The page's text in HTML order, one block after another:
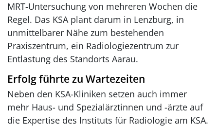
MRT-Untersuchung von mehreren Wochen die
Regel. Das KSA plant darum in Lenzburg, in
unmittelbarer Nähe zum bestehenden
Praxiszentrum, ein Radiologiezentrum zur
Entlastung des Standorts Aarau.
Erfolg führte zu Wartezeiten
Neben den KSA-Kliniken setzen auch immer
mehr Haus- und Spezialärztinnen und -ärzte auf
die Expertise des Instituts für Radiologie am KSA.